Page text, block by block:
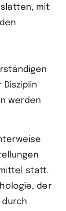
mit
Disziplin
werden
statt.
der
durch